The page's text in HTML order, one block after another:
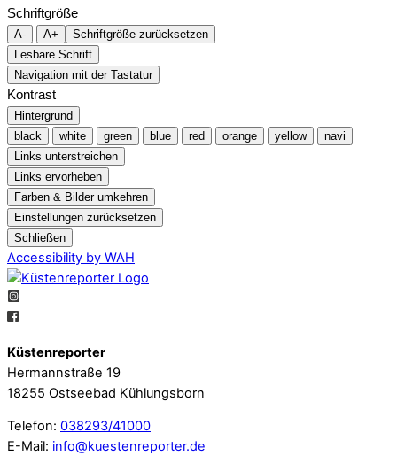
Schriftgröße
A- A+
Schriftgröße zurücksetzen
Lesbare Schrift
Navigation mit der Tastatur
Kontrast
Hintergrund
black
white green blue red orange yellow
navi
Links unterstreichen
Links ervorheben
Farben & Bilder umkehren
Einstellungen zurücksetzen
Schließen
Accessibility by WAH
Küstenreporter
Hermannstraße 19
18255 Ostseebad Kühlungsborn
Telefon: 038293/41000
E-Mail: info@kuestenreporter.de